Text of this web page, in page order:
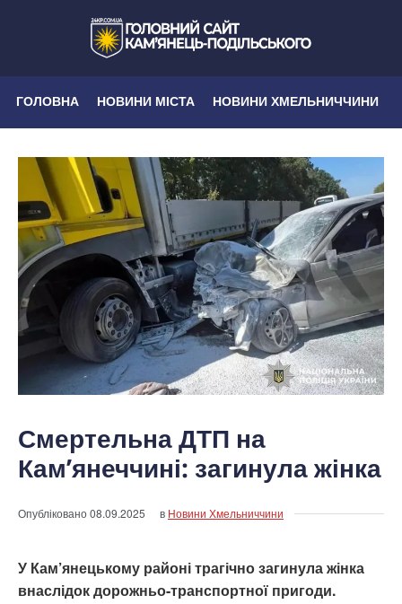
ГОЛОВНА НОВИНИ МІСТА НОВИНИ ХМЕЛЬНИЧЧИНИ
Смертельна ДТП на
Кам’янеччині: загинула жінка
Опубліковано08.09.2025 в Новини Хмельниччини
У Кам’янецькому районі трагічно загинула жінка
внаслідок дорожньо-транспортної пригоди.